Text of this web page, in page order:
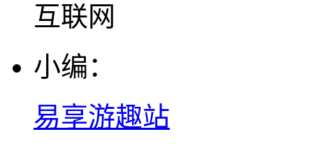
互联网
小编：
易享游趣站